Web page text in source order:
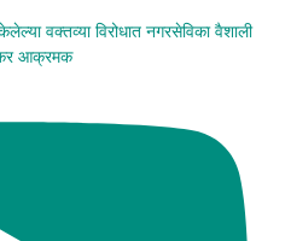
वक्तव्या विरोधात नगरसेविका वैशाली
आक्रमक